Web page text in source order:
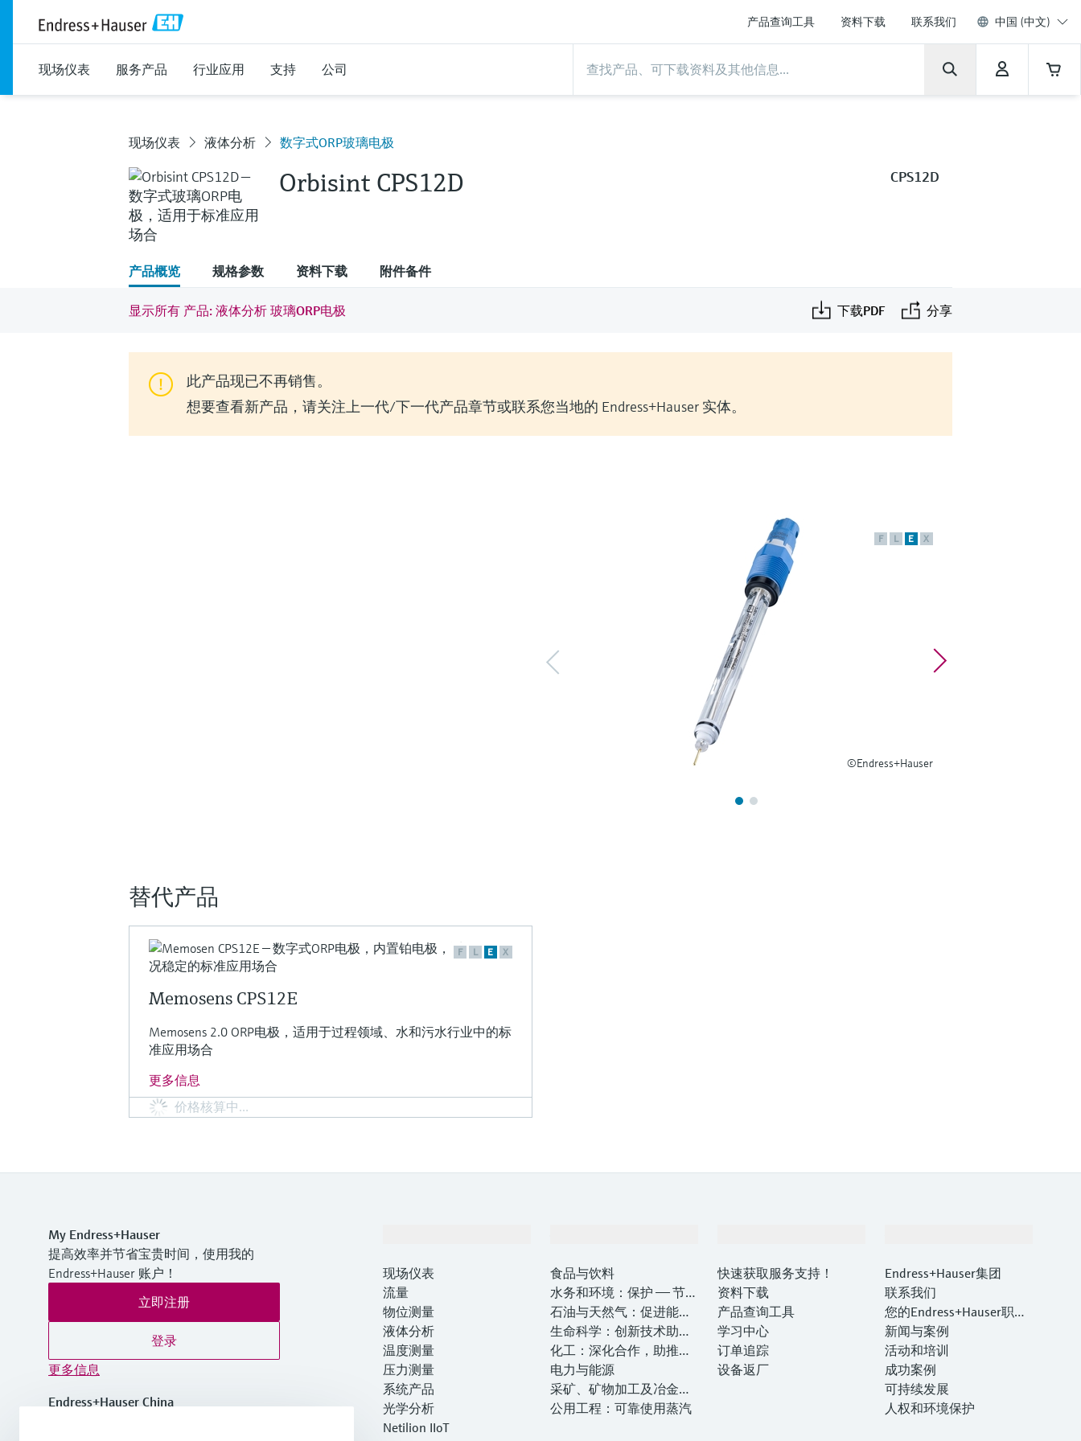
产品查询工具 资料下载 联系我们 中国 (中文)
现场仪表 服务产品 行业应用 支持 公司
现场仪表 液体分析 数字式ORP玻璃电极
Orbisint CPS12D CPS12D
产品概览 规格参数 资料下载 附件备件
显示所有 产品: 液体分析 玻璃ORP电极 下载PDF 分享
此产品现已不再销售。
想要查看新产品，请关注上一代/下一代产品章节或联系您当地的 Endress+Hauser 实体。
F L E X
©Endress+Hauser
替代产品
F L E X
Memosens CPS12E
Memosens 2.0 ORP电极，适用于过程领域、水和污水行业中的标
准应用场合
更多信息
价格核算中…
My Endress+Hauser
提高效率并节省宝贵时间，使用我的
Endress+Hauser 账户！
立即注册
登录
更多信息
Endress+Hauser China
现场仪表
流量
物位测量
液体分析
温度测量
压力测量
系统产品
光学分析
Netilion IIoT
食品与饮料
水务和环境：保护 —— 节约
—— 提高
石油与天然气：促进能源
转型，实现净零目标
生命科学：创新技术助推
卓越运营
化工：深化合作，助推可
持续成功
电力与能源
采矿、矿物加工及冶金：
打造可持续的未来
公用工程：可靠使用蒸汽
快速获取服务支持！
资料下载
产品查询工具
学习中心
订单追踪
设备返厂
Endress+Hauser集团
联系我们
您的Endress+Hauser职业
生涯
新闻与案例
活动和培训
成功案例
可持续发展
人权和环境保护